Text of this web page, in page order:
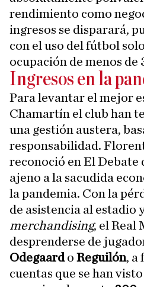
rendimiento como
ingresos se disparará,
con el uso del fútbol
ocupación de menos de
Ingresos en la
Para levantar el mejor
Chamartín el club han
una gestión austera,
responsabilidad.
reconoció en El Debate
ajeno a la sacudida
la pandemia. Con la
de asistencia al estadio
merchandising, el Real
desprenderse de
Odegaardo Reguilón, a
cuentas que se han